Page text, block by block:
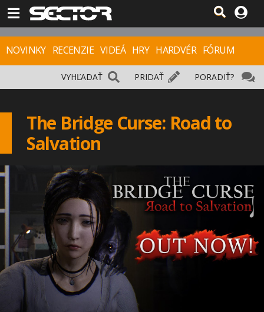
NOVINKY RECENZIE VIDEÁ HRY HARDVÉR FÓRUM
PORADIŤ?
PRIDAŤ
VYHĽADAŤ
The Bridge Curse: Road to
Salvation